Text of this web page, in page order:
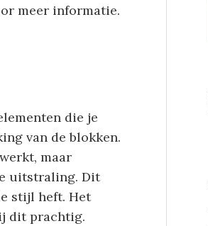
meer informatie.
die je
van de blokken.
maar
uitstraling. Dit
stijl heft. Het
dit prachtig.